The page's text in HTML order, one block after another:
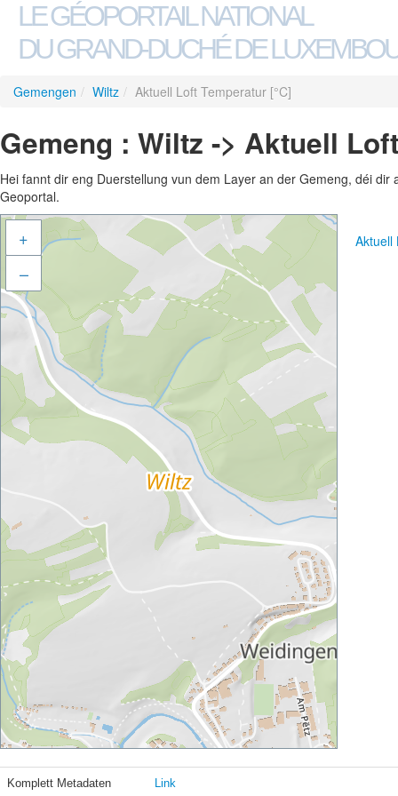
LE GÉOPORTAIL NATIONAL
DU GRAND-DUCHÉ DE
Gemengen / Wiltz / Aktuell Loft Temperatur [°C]
Gemeng : Wiltz -> Aktuell
Hei fannt dir eng Duerstellung vun dem Layer an der Gemeng, déi
Geoportal.
+
–
Aktuell
Komplett Metadaten Link